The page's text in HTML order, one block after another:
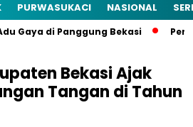
PURWASUKACI NASIONAL
Gaya di Panggung Bekasi
Bekasi Ajak
Tangan di Tahun